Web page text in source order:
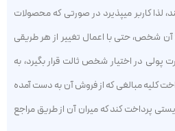
لذا کاربر میپذیرد در صورتی که محصولات
شخص، حتی با اعمال تغییر از هر طریقی
در اختیار شخص ثالت قرار بگیرد، به
کلیه مبالغی که از فروش آن به دست آمده
پرداخت کند که میران آن از طریق مراجع